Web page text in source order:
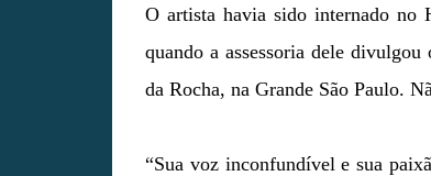
O artista havia sido internado no
quando a assessoria dele
da Rocha, na Grande São Paulo.
“Sua voz inconfundível e sua